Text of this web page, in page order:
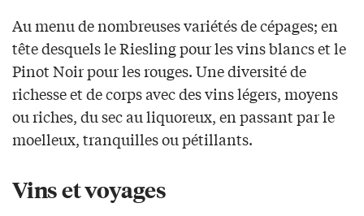
Au menu de nombreuses variétés de cépages; en
tête desquels le Riesling pour les vins blancs et le
Pinot Noir pour les rouges. Une diversité de
richesse et de corps avec des vins légers, moyens
ou riches, du sec au liquoreux, en passant par le
moelleux, tranquilles ou pétillants.
Vins et voyages